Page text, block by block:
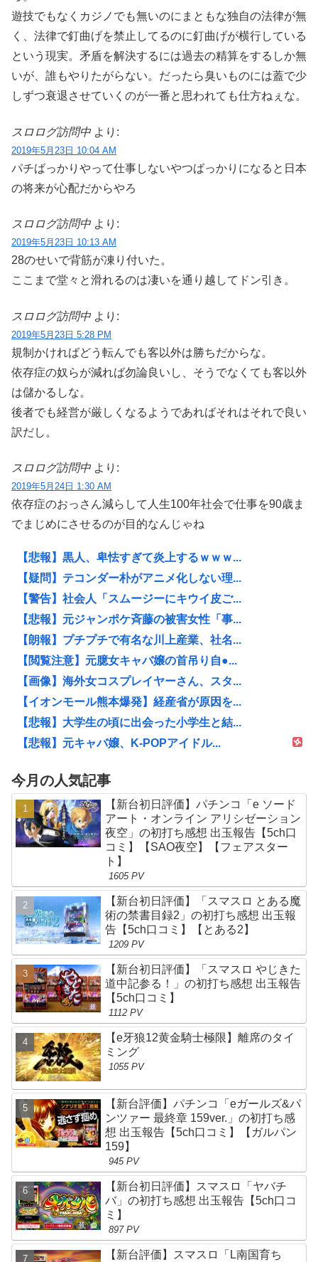
遊技でもなくカジノでも無いのにまともな独自の法律が無
く、法律で釘曲げを禁止してるのに釘曲げが横行している
という現実。矛盾を解決するには過去の精算をするしか無
いが、誰もやりたがらない。だったら臭いものには蓋で少
しずつ衰退させていくのが一番と思われても仕方ねぇな。
スロログ訪問中 より:
2019年5月23日 10:04 AM
パチばっかりやって仕事しないやつばっかりになると日本
の将来が心配だからやろ
スロログ訪問中 より:
2019年5月23日 10:13 AM
28のせいで背筋が凍り付いた。
ここまで堂々と滑れるのは凄いを通り越してドン引き。
スロログ訪問中 より:
2019年5月23日 5:28 PM
規制かければどう転んでも客以外は勝ちだからな。
依存症の奴らが減れば勿論良いし、そうでなくても客以外
は儲かるしな。
後者でも経営が厳しくなるようであればそれはそれで良い
訳だし。
スロログ訪問中 より:
2019年5月24日 1:30 AM
依存症のおっさん減らして人生100年社会で仕事を90歳ま
でまじめにさせるのが目的なんじゃね
【悲報】黒人、卑怯すぎて炎上するｗｗｗ...
【疑問】テコンダー朴がアニメ化しない理...
【警告】社会人「スムージーにキウイ皮ご...
【悲報】元ジャンポケ斉藤の被害女性「事...
【朗報】プチプチで有名な川上産業、社名...
【閲覧注意】元臆女キャバ嬢の首吊り自●...
【画像】海外女コスプレイヤーさん、スタ...
【イオンモール熊本爆発】経産省が原因を...
【悲報】大学生の頃に出会った小学生と結...
【悲報】元キャバ嬢、K-POPアイドル...
今月の人気記事
【新台初日評価】パチンコ「e ソード
アート・オンライン アリシゼーション
夜空」の初打ち感想 出玉報告【5ch口
コミ】【SAO夜空】【フェアスター
ト】
1605 PV
【新台初日評価】「スマスロ とある魔
術の禁書目録2」の初打ち感想 出玉報
告【5ch口コミ】【とある2】
1209 PV
【新台初日評価】「スマスロ やじきた
道中記参る！」の初打ち感想 出玉報告
【5ch口コミ】
1112 PV
【e牙狼12黄金騎士極限】離席のタイ
ミング
1055 PV
【新台評価】パチンコ「eガールズ&パ
ンツァー 最終章 159ver.」の初打ち感
想 出玉報告【5ch口コミ】【ガルパン
159】
945 PV
【新台初日評価】スマスロ「ヤバチ
バ」の初打ち感想 出玉報告【5ch口コ
ミ】
897 PV
【新台評価】スマスロ「L南国育ち